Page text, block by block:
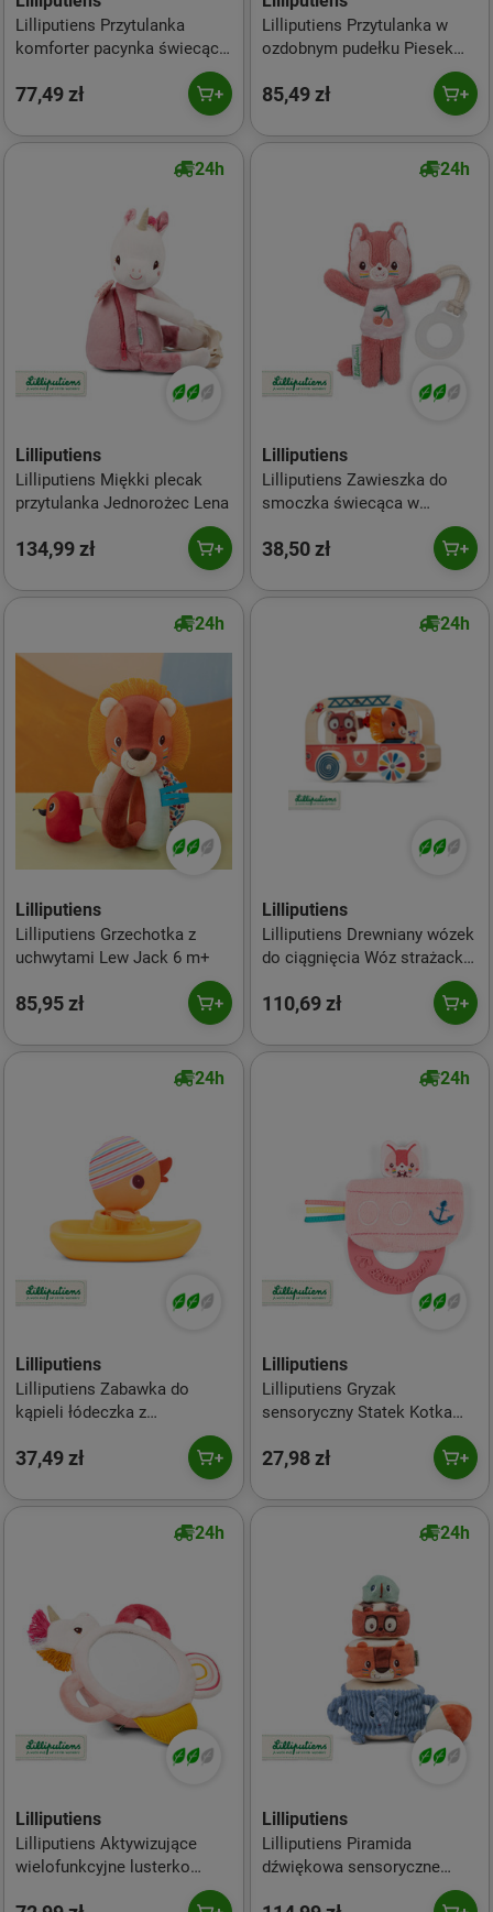
Lilliputiens Przytulanka
komforter pacynka świecąca
w ciemności Jednorożec
Lena 0 m+
77,49 zł
Lilliputiens Przytulanka w
ozdobnym pudełku Piesek
85,49 zł
24h
Lilliputiens
Lilliputiens Miękki plecak
przytulanka Jednorożec Lena
134,99 zł
24h
Lilliputiens
Lilliputiens Zawieszka do
smoczka świecąca w
przyjaciel Kotka Jeanne 0 m+
38,50 zł
24h
Lilliputiens
Lilliputiens Grzechotka z
uchwytami Lew Jack 6 m+
85,95 zł
24h
Lilliputiens
Lilliputiens Drewniany wózek
do ciągnięcia Wóz strażacki
110,69 zł
24h
Lilliputiens
Lilliputiens Zabawka do
kąpieli łódeczka z
Gaspard 6m+
37,49 zł
24h
Lilliputiens
Lilliputiens Gryzak
sensoryczny Statek Kotka
27,98 zł
24h
Lilliputiens
Lilliputiens Aktywizujące
wielofunkcyjne lusterko
sensoryczne z uchwytami
24h
Lilliputiens
Lilliputiens Piramida
dźwiękowa sensoryczne